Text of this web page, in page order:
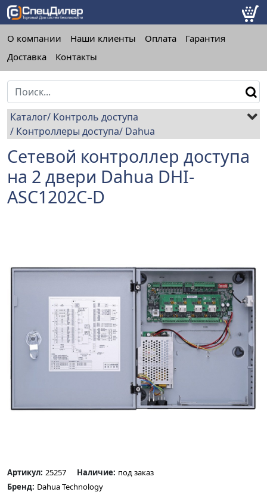
О компании Наши клиенты Оплата
Гарантия
Доставка
Контакты
Каталог Контроль доступа
Контроллеры доступа Dahua
Сетевой контроллер доступа
на 2 двери Dahua DHI-
ASC1202C-D
Артикул: 25257 Наличие: под заказ
Бренд: Dahua Technology